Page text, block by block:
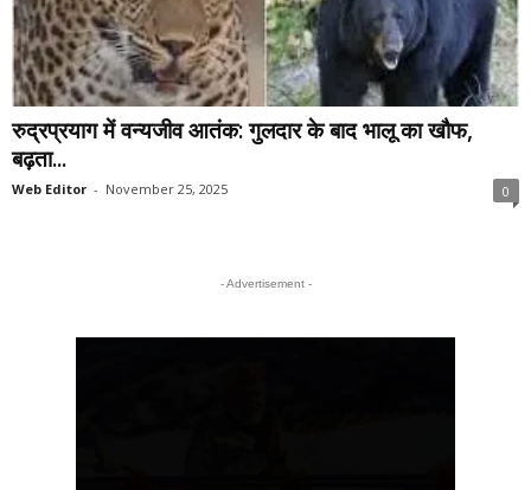
रुद्रप्रयाग में वन्यजीव आतंक: गुलदार के बाद भालू का खौफ,
बढ़ता...
Web Editor - November 25, 2025 0
- Advertisement -